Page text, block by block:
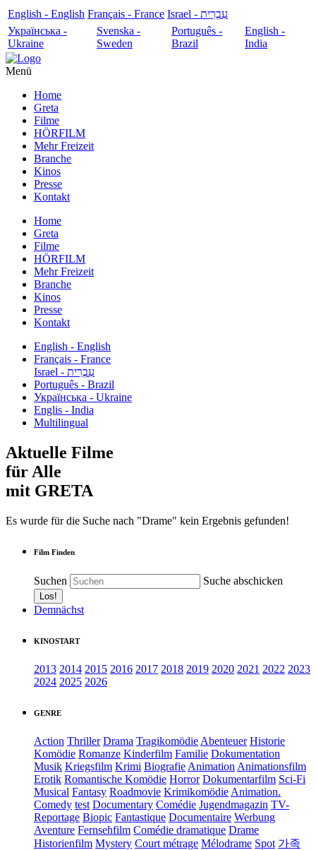
English - English Français - France
עִבְרִית - Israel
Українська -
Ukraine
Svenska -
Sweden
Português -
Brazil
English -
India
Menü
Home
Greta
Filme
HÖRFILM
Mehr Freizeit
Branche
Kinos
Presse
Kontakt
Home
Greta
Filme
HÖRFILM
Mehr Freizeit
Branche
Kinos
Presse
Kontakt
English - English
Français - France
עִבְרִית - Israel
Português - Brazil
Українська - Ukraine
Englis - India
Multilingual
Aktuelle Filme
für Alle
mit GRETA
Es wurde für die Suche nach "Drame" kein Ergebnis gefunden!
Film Finden
Suchen Suche abschicken
Demnächst
KINOSTART
2013 2014 2015 2016 2017 2018 2019 2020 2021 2022 2023
2024 2025 2026
GENRE
Action Thriller Drama Tragikomödie Abenteuer Historie
Komödie Romanze Kinderfilm Familie Dokumentation
Musik Kriegsfilm Krimi Biografie Animation Animationsfilm
Erotik Romantische Komödie Horror Dokumentarfilm Sci-Fi
Musical Fantasy Roadmovie Krimikomödie Animation.
Comedy test Documentary Comédie Jugendmagazin TV-
Reportage Biopic Fantastique Documentaire Werbung
Aventure Fernsehfilm Comédie dramatique Drame
Historienfilm Mystery Court métrage Mélodrame Spot 가족